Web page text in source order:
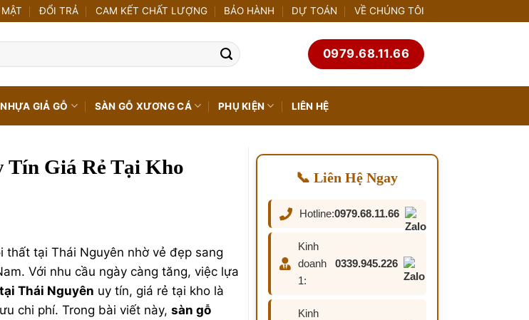
ĐỔI TRẢ CAM KẾT CHẤT LƯỢNG BẢO HÀNH DỰ TOÁN VỀ CHÚNG TÔI
0979.68.11.66
GIẢ GỖ SÀN GỖ XƯƠNG CÁ PHỤ KIỆN LIÊN HỆ
Tín Giá Rẻ Tại Kho
tại Thái Nguyên nhờ vẻ đẹp sang
Với nhu cầu ngày càng tăng, việc lựa
Thái Nguyên uy tín, giá rẻ tại kho là
chi phí. Trong bài viết này, sàn gỗ
📞 Liên Hệ Ngay
Hotline:0979.68.11.66
Kinh
doanh
1:
0339.945.226
Kinh